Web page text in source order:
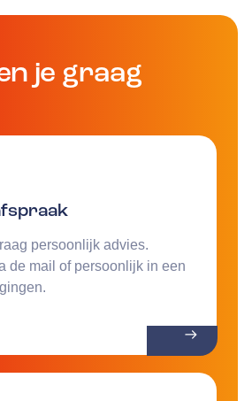
je graag
persoonlijk advies.
de mail of persoonlijk in een